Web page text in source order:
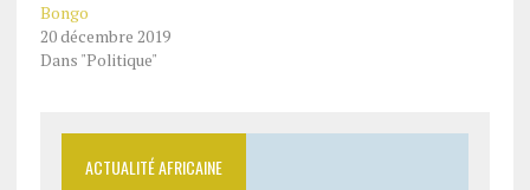
Bongo
20 décembre 2019
Dans "Politique"
ACTUALITÉ AFRICAINE